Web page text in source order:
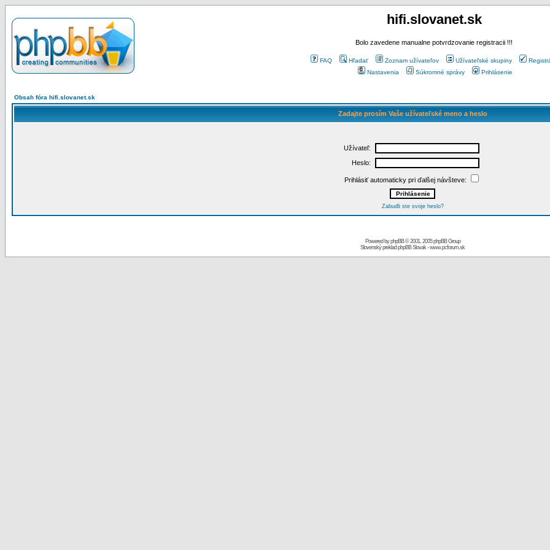
hifi.slovanet.sk
Bolo zavedene manualne potvrdzovanie registracii !!!
FAQ Hľadať Zoznam užívateľov Užívateľské skupiny
Nastavenia
Súkromné správy Prihlásenie
Obsah fóra hifi.slovanet.sk
Zadajte prosím Vaše užívateľské meno a heslo
Užívateľ:
Heslo:
Prihlásiť automaticky pri ďalšej návšteve:
Zabudli ste svoje heslo?
Powered byphpBB© 2001, 2005 phpBB Group
Slovenský preklad phpBB Slovak-www.pcforum.sk